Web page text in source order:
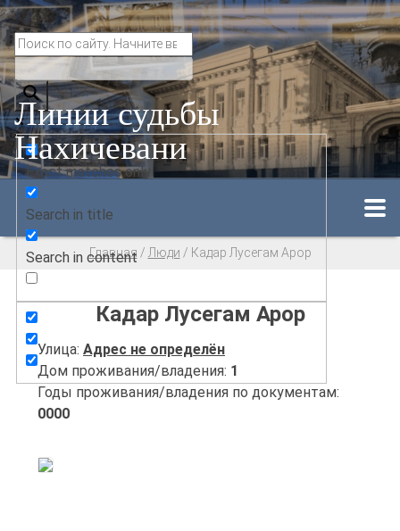
Линии судьбы
Нахичевани
Exact matches only
Search in title
Search in content
Главная / Люди / Кадар Лусегам Арор
Кадар Лусегам Арор
Улица: Адрес не определён
Дом проживания/владения: 1
Годы проживания/владения по документам:
0000